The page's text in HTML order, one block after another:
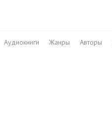
Аудиокниги Жанры Авторы